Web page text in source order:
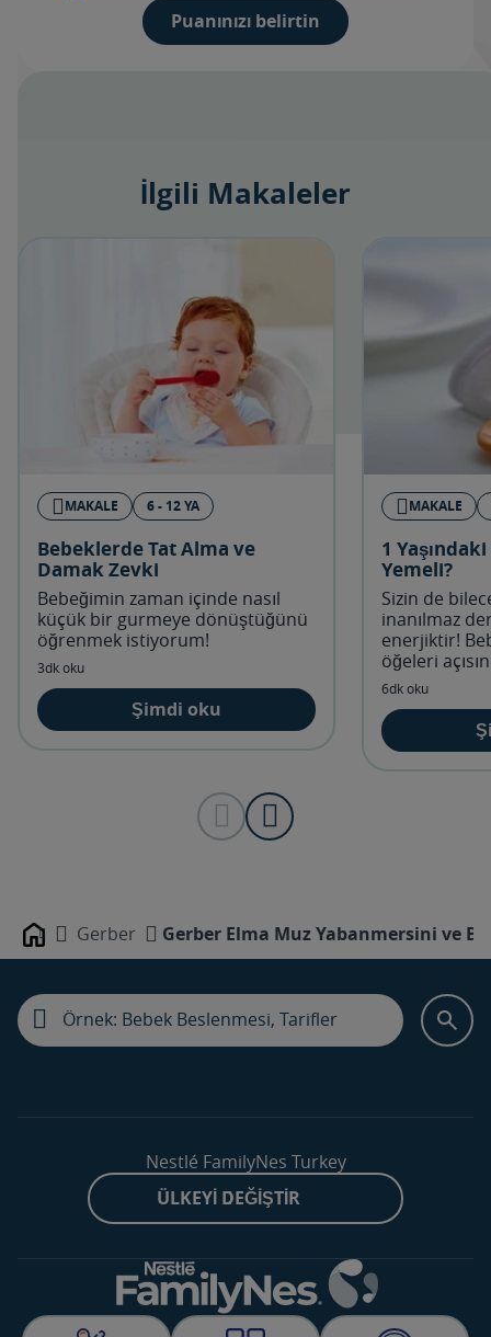
Puanınızı belirtin
İlgili Makaleler
MAKALE 6 - 12 YA
Bebeklerde Tat Alma ve
Damak Zevki
Bebeğimin zaman içinde nasıl
küçük bir gurmeye dönüştüğünü
öğrenmek istiyorum!
3dk oku
Şimdi oku
MAKALE
1
Yemeli?
Sizin de
inanılmaz
enerjiktir!
öğeleri
yiyecekler ve
6dk oku
Home Gerber Gerber Elma Muz Yabanmersini ve
Nestlé FamilyNes Turkey
ÜLKEYI DEĞIŞTIR